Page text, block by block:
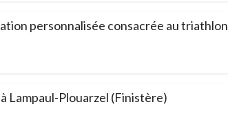
personnalisée consacrée au triathlon
Lampaul-Plouarzel (Finistère)